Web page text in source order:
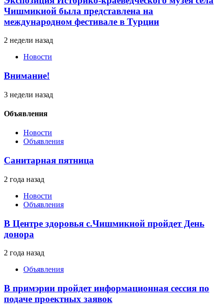
Чишмикиой была представлена на
международном фестивале в Турции
2 недели назад
Новости
Внимание!
3 недели назад
Объявления
Новости
Объявления
Санитарная пятница
2 года назад
Новости
Объявления
В Центре здоровья с.Чишмикиой пройдет День
донора
2 года назад
Объявления
В примэрии пройдет информационная сессия по
подаче проектных заявок